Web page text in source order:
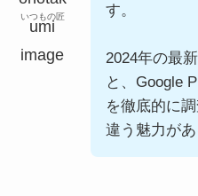
いつもの匠
す。
2024年の最
と、Google
を徹底的に
違う魅力があ